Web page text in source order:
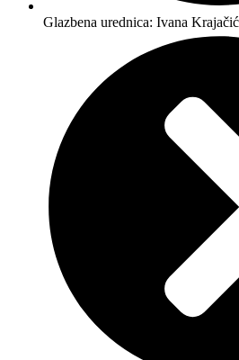
Glazbena urednica: Ivana Krajačić